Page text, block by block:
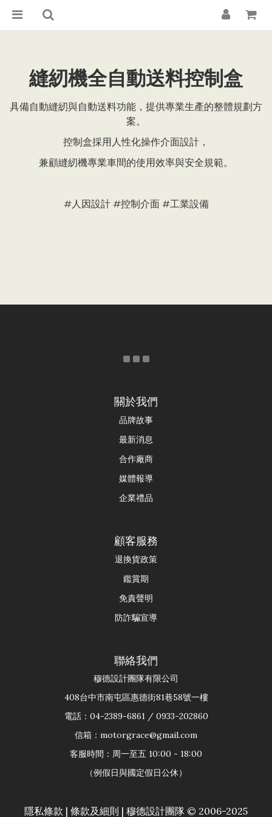
縫紉機全自動送料控制盒
具備自動縫紉與自動送料功能，提供專業生產的整體規劃方
案。
控制盒採用人性化操作介面設計，
兼顧縫紉機專業車間的使用效率與安全規範。
#人因設計 #控制介面 #工業設備
關於我們
品牌故事
最新消息
合作廠商
媒體報導
企業禮品
顧客服務
退換貨政策
鑑賞期
免責聲明
防詐騙宣導
聯絡我們
穆德設計團隊有限公司
408台中市南屯區惠德街81巷58號一樓
電話：04-2389-6861 / 0933-202860
信箱：motorgrace@gmail.com
客服時間：周一至五 10:00 - 18:00
（例假日與國定假日公休）
隱私條款 | 條款及細則 | 穆德設計團隊 © 2006-2025